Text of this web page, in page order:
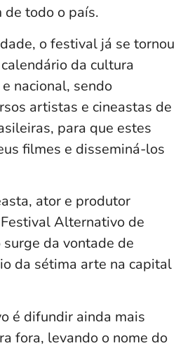
todo o país.
o festival já se tornou
da cultura
nacional, sendo
artistas e cineastas de
para que estes
filmes e disseminá-los
ator e produtor
Alternativo de
da vontade de
da sétima arte na capital
é difundir ainda mais
fora, levando o nome do